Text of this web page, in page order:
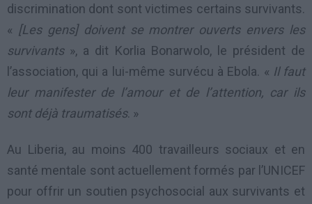
discrimination dont sont victimes certains survivants.
« [Les gens] doivent se montrer ouverts envers les
survivants», a dit Korlia Bonarwolo, le président de
l’association, qui a lui-même survécu à Ebola. « Il faut
leur manifester de l’amour et de l’attention, car ils
sont déjà traumatisés. »
Au Liberia, au moins 400 travailleurs sociaux et en
santé mentale sont actuellement formés par l’UNICEF
pour offrir un soutien psychosocial aux survivants et